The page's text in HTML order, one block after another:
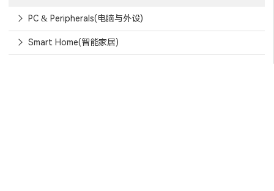
PC & Peripherals(电脑与外设)
Smart Home(智能家居)